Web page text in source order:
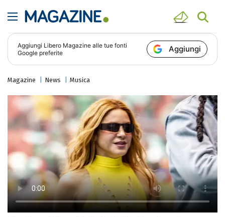
Aggiungi Libero Magazine alle tue fonti
Google preferite
Aggiungi
Magazine News Musica